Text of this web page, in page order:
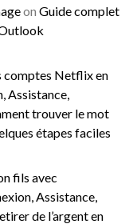
on Guide complet
comptes Netflix en
Assistance,
trouver le mot
étapes faciles
fils avec
Assistance,
de l’argent en